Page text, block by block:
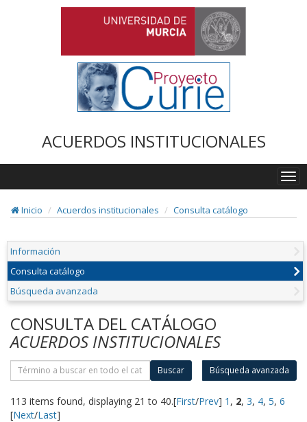
ACUERDOS INSTITUCIONALES
Inicio
Acuerdos institucionales Consulta catálogo
Información
Consulta catálogo
Búsqueda avanzada
CONSULTA DEL CATÁLOGO
ACUERDOS INSTITUCIONALES
Buscar Búsqueda avanzada
113 items found, displaying 21 to 40.[First/Prev] 1 , 2, 3, 4, 5, 6
[Next/Last]